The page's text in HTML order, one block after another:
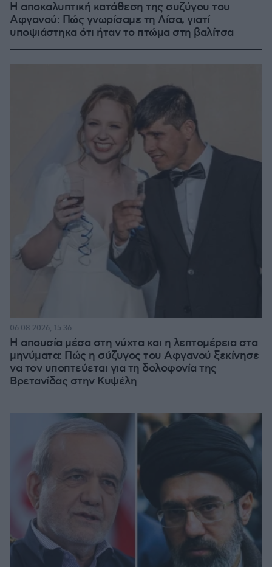
Η αποκαλυπτική κατάθεση της συζύγου του
Αφγανού: Πώς γνωρίσαμε τη Λίσα, γιατί
υποψιάστηκα ότι ήταν το πτώμα στη βαλίτσα
Η απουσία μέσα στη νύχτα και η λεπτομέρεια στα
μηνύματα: Πώς η σύζυγος του Αφγανού ξεκίνησε
να τον υποπτεύεται για τη δολοφονία της
Βρετανίδας στην Κυψέλη
06.08.2026, 15:36